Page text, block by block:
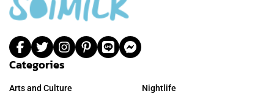
Categories
Arts and Culture
Nightlife